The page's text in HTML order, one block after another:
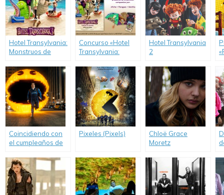
Hotel Transylvania:
Monstruos de
Transylvania 3:
Summer Vacation)
Concurso «Hotel
Transylvania:
Vacaciones».
Hotel Transylvania
2
Coincidiendo con
el cumpleaños de
el nuevo trailer de
«Pixeles».
Pixeles (Pixels)
Chloë Grace
Moretz
adaptación de la
novela «La Quinta
Ola».